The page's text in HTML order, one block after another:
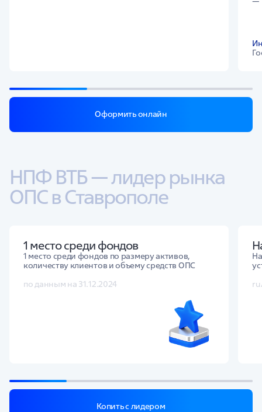
Оформить онлайн
НПФ ВТБ — лидер рынка
ОПС в Ставрополе
1 место среди фондов
1 место среди фондов по размеру активов,
количеству клиентов и объему средств ОПС
по данным на 31.12.2024
Копить с лидером